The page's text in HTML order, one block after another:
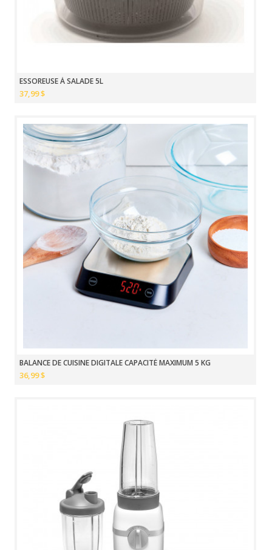
ESSOREUSE À SALADE 5L
37,99 $
BALANCE DE CUISINE DIGITALE CAPACITÉ MAXIMUM 5 KG
36,99 $